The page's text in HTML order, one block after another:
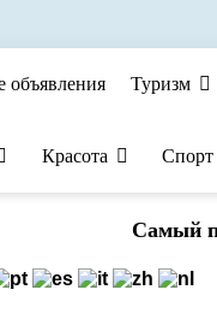
объявления Туризм
Красота Спорт
Cамый